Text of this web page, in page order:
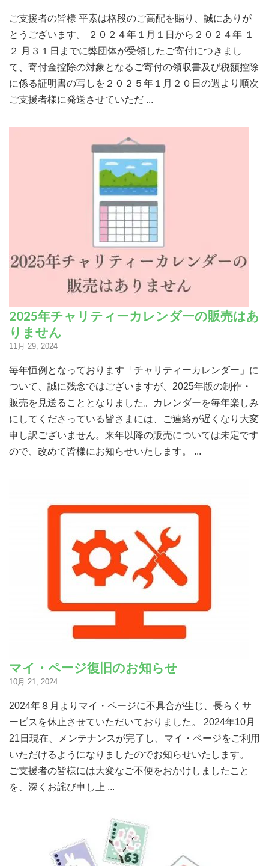
ご支援者の皆様 平素は格段のご高配を賜り、誠にありが
とうございます。 ２０２４年１月１日から２０２４年 １
２ 月３１日までに弊団体が受領したご寄付につきまし
て、寄付金控除の対象となるご寄付の領収書及び税額控除
に係る証明書の写しを２０２５年１月２０日の週より順次
ご支援者様に発送させていただ ...
2025年チャリティーカレンダーの販売はあ
りません
11月 29, 2024
毎年恒例となっております「チャリティーカレンダー」に
ついて、誠に残念ではございますが、2025年版の制作・
販売を見送ることとなりました。カレンダーを毎年楽しみ
にしてくださっている皆さまには、ご連絡が遅くなり大変
申し訳ございません。来年以降の販売については未定です
ので、改めて皆様にお知らせいたします。 ...
マイ・ページ復旧のお知らせ
10月 21, 2024
2024年８月よりマイ・ページに不具合が生じ、長らくサ
ービスを休止させていただいておりました。 2024年10月
21日現在、メンテナンスが完了し、マイ・ページをご利用
いただけるようになりましたのでお知らせいたします。
ご支援者の皆様には大変なご不便をおかけしましたこと
を、深くお詫び申し上 ...